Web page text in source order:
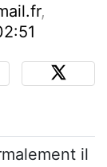
,
il